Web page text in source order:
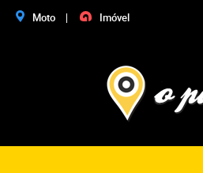
Moto Imóvel